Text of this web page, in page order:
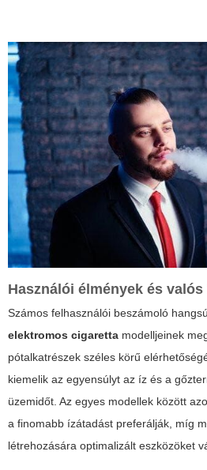
Használói élmények és valós
Számos felhasználói beszámoló
elektromos cigaretta modelljeinek
pótalkatrészek széles körű
kiemelik az egyensúlyt az íz és a
üzemidőt. Az egyes modellek között
a finomabb ízátadást preferálják, míg
létrehozására optimalizált eszközöket